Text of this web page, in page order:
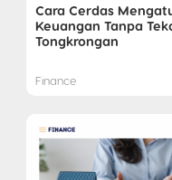
Cara Cerdas
Keuangan Tanpa
Tongkrongan
Finance